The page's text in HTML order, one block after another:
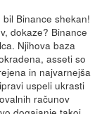
Binance shekan!
dokaze? Binance
Njihova baza
asseti so
in najvarnejša
uspeli ukrasti
računov